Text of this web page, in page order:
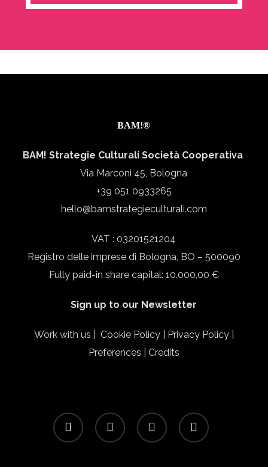
BAM!®
BAM! Strategie Culturali Società Cooperativa
Via Marconi 45, Bologna
+39 051 0933265
hello@bamstrategieculturali.com
VAT : 03201521204
Registro delle imprese di Bologna, BO – 500090
Fully paid-in share capital: 10.000,00 €
Sign up to our Newsletter
Work with us Cookie Policy| Privacy Policy|
Preferences
Credits
facebook linkedin instagram email